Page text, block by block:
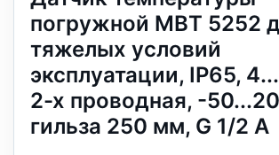
погружной MBT 5252
тяжелых условий
эксплуатации, IP65,
2-х проводная, -
гильза 250 мм, G 1/2 А